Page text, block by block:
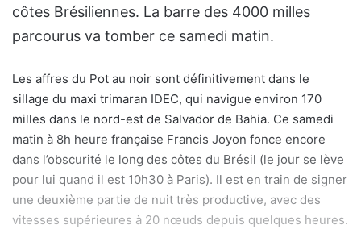
côtes Brésiliennes. La barre des 4000 milles
parcourus va tomber ce samedi matin.
Les affres du Pot au noir sont définitivement dans le
sillage du maxi trimaran IDEC, qui navigue environ 170
milles dans le nord-est de Salvador de Bahia. Ce samedi
matin à 8h heure française Francis Joyon fonce encore
dans l’obscurité le long des côtes du Brésil (le jour se lève
pour lui quand il est 10h30 à Paris). Il est en train de signer
une deuxième partie de nuit très productive, avec des
vitesses supérieures à 20 nœuds depuis quelques heures.